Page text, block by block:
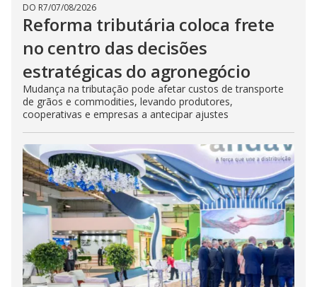
DO R7/07/08/2026
Reforma tributária coloca frete
no centro das decisões
estratégicas do agronegócio
Mudança na tributação pode afetar custos de transporte
de grãos e commodities, levando produtores,
cooperativas e empresas a antecipar ajustes